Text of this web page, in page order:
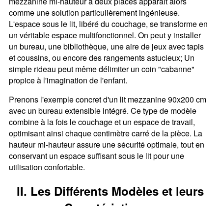
comme une solution particulièrement ingénieuse.
L'espace sous le lit, libéré du couchage, se transforme en
un véritable espace multifonctionnel. On peut y installer
un bureau, une bibliothèque, une aire de jeux avec tapis
et coussins, ou encore des rangements astucieux; Un
simple rideau peut même délimiter un coin "cabanne"
propice à l'imagination de l'enfant.
Prenons l'exemple concret d'un lit mezzanine 90x200 cm
avec un bureau extensible intégré. Ce type de modèle
combine à la fois le couchage et un espace de travail,
optimisant ainsi chaque centimètre carré de la pièce. La
hauteur mi-hauteur assure une sécurité optimale, tout en
conservant un espace suffisant sous le lit pour une
utilisation confortable.
II. Les Différents Modèles et leurs